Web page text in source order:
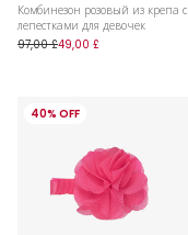
Комбинезон розовый из крепа с
лепестками для девочек
97,00 £49,00 £
40% OFF